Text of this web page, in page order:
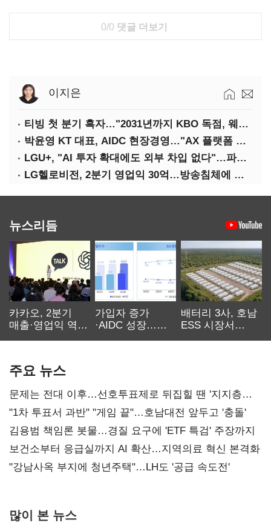
0/0 댓글 더보기
이지은
티빙 첫 분기 흑자…"2031년까지 KBO 독점, 웨이브 합병도 속도"
박윤영 KT 대표, AIDC 현장경영…"AX 플랫폼 핵심 인프라로 키운다"
LGU+, "AI 투자 확대에도 외부 차입 없다"…파주 AIDC 수익성 자신
LG헬로비전, 2분기 영업익 30억…방송침체에 교육용 단말 시장도 축소
뉴스리듬
카카오, 2분기
매출·영업익 역대
가입자 증가
·AIDC 성장…
배터리 3사, 호남
ESS 시장서
주요 뉴스
문제는 전대 이후…선호투표제로 뒤집힐 땐 '지지층
불복'
"1차 투표서 과반" "게임 끝"…호남대전 앞두고 '충돌'
김용범 책임론 봇물…경질 요구에 'ETF 특검' 주장까지
보건소부터 응급실까지 AI 확산…지역의료 혁신 본격화
"강남사옥 부지에 청년주택"…LH도 '공급 속도전'
많이 본 뉴스